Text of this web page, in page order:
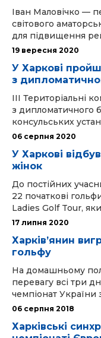
Іван Маловічко —
світового
для підвищення
19 вересня 2020
У Харкові
з
ІІI Територіальні
з дипломатичного
консульських
06 серпня 2020
У Харкові
жінок
До постійних
22 початкові
Ladies Golf Tour,
17 липня 2020
Харків’янин
гольфу
На домашньому
перевагу всі три
чемпіонат України
06 серпня 2018
Харківські